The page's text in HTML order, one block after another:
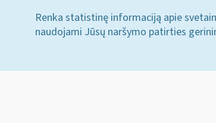
Renka statistinę informaciją apie
naudojami Jūsų naršymo patirties